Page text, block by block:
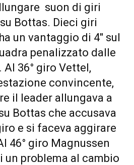
suon di giri
Bottas. Dieci giri
un vantaggio di 4″ sul
penalizzato dalle
36° giro Vettel,
convincente,
il leader allungava a
Bottas che accusava
e si faceva aggirare
46° giro Magnussen
un problema al cambio